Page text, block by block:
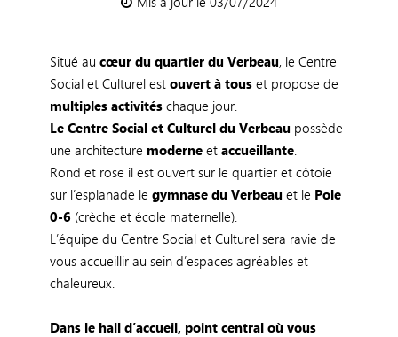
Situé au cœur du quartier du Verbeau, le Centre
Social et Culturel estouvert à touset propose de
multiples activitéschaque jour.
Le Centre Social et Culturel du Verbeau possède
une architecture moderne et accueillante.
Rond et rose il est ouvert sur le quartier et côtoie
sur l’esplanade le gymnase du Verbeauet le Pole
0-6(crèche et école maternelle).
L’équipe du Centre Social et Culturel sera ravie de
vous accueillir au sein d’espaces agréables et
chaleureux.
Dans le hall d’accueil, point central où vous